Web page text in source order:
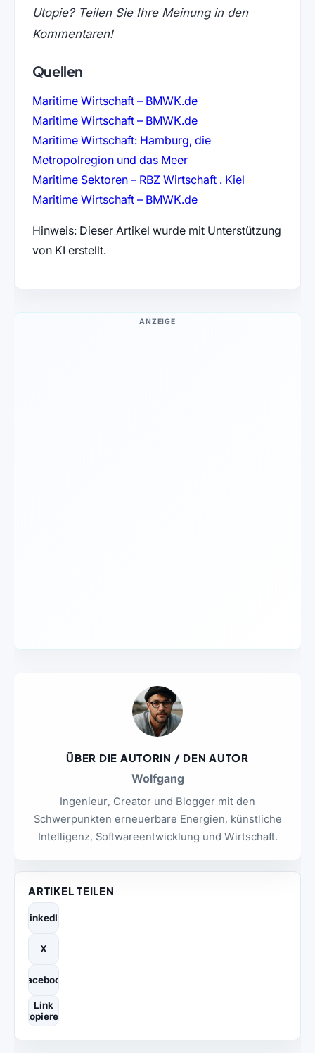
Utopie? Teilen Sie Ihre Meinung in den
Kommentaren!
Quellen
Maritime Wirtschaft – BMWK.de(öffnet in neuem Tab)
Maritime Wirtschaft – BMWK.de(öffnet in neuem Tab)
Maritime Wirtschaft: Hamburg, die
Metropolregion und das Meer(öffnet in neuem Tab)
Maritime Sektoren – RBZ Wirtschaft . Kiel(öffnet in
Maritime Wirtschaft – BMWK.de(öffnet in neuem Tab)
Hinweis: Dieser Artikel wurde mit Unterstützung
von KI erstellt.
ANZEIGE
ÜBER DIE AUTORIN / DEN AUTOR
Wolfgang
Ingenieur, Creator und Blogger mit den
Schwerpunkten erneuerbare Energien, künstliche
Intelligenz, Softwareentwicklung und Wirtschaft.
ARTIKEL TEILEN
LinkedIn
X
Facebook
Link
kopieren